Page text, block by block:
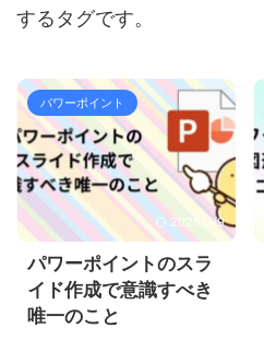
するタグです。
パワーポイント
2025/3/9
パワーポイントのスラ
イド作成で意識すべき
唯一のこと